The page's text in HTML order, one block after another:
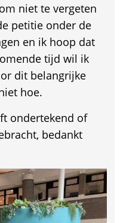
niet te vergeten
petitie onder de
en ik hoop dat
tijd wil ik
dit belangrijke
hoe.
ondertekend of
bedankt